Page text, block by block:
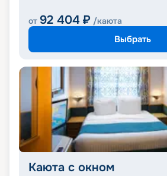
от 92 404 ₽ /каюта
Выбрать
Каюта с окном